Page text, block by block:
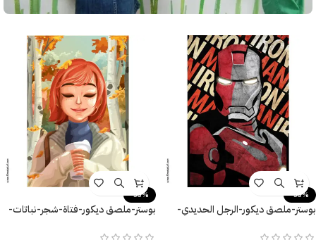
-53%
بوستر-ملصق ديكور-الرجل الحديدي-
-53%
بوستر-ملصق ديكور-فتاة-شجر-نباتات-